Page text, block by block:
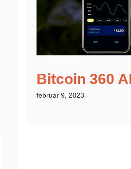
Bitcoin 360
februar 9, 2023